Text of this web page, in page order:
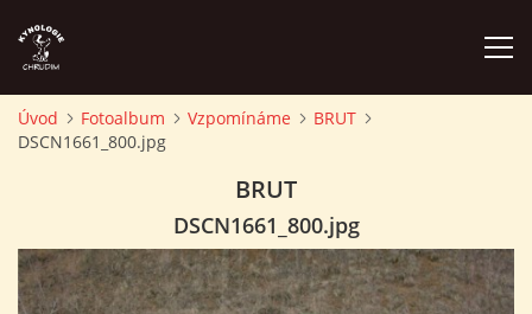
ÚVOD
ZÁVODY A PROPOZICE
Úvod Fotoalbum Vzpomínáme
BRUT
DSCN1661_800.jpg
BRUT
DSCN1661_800.jpg